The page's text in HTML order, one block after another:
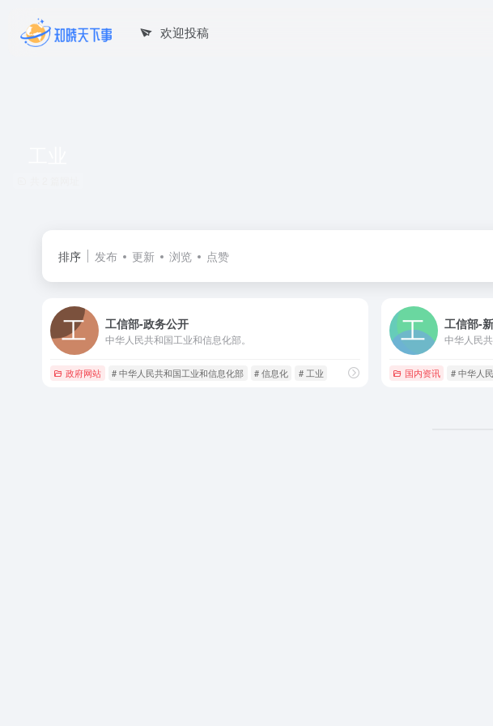
欢迎投稿
排序 发布 更新 浏览 点赞
工信部-政务公开
中华人民共和国工业和信息化部。
政府网站 # 中华人民共和国工业和信息化部 # 信息化 # 工业
工信部-
中华人民
国内资讯 # 中华人